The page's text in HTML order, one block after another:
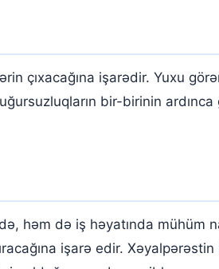
çıxacağına işarədir. Yuxu
bir-birinin
həm də iş həyatında mühüm
işarə edir. Xəyalpərəstin